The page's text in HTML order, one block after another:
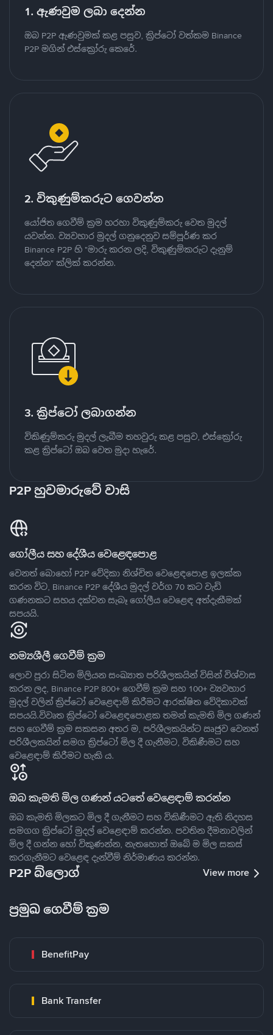
1. ඇණවුම ලබා දෙන්න
ඔබ P2P ඇණවුමක් කළ පසුව, ක්‍රිප්ටෝ වත්කම Binance
P2P මගින් එස්ක්‍රෝරු කෙරේ.
2. විකුණුම්කරුට ගෙවන්න
යෝජිත ගෙවීම් ක්‍රම හරහා විකුණුම්කරු වෙත මුදල්
යවන්න. ව්‍යවහාර මුදල් ගනුදෙනුව සම්පූර්ණ කර
Binance P2P හි "මාරු කරන ලදි, විකුණුම්කරුට දැනුම්
දෙන්න" ක්ලික් කරන්න.
3. ක්‍රිප්ටෝ ලබාගන්න
විකිණුම්කරු මුදල් ලැබීම තහවුරු කළ පසුව, එස්ක්‍රෝරු
කළ ක්‍රිප්ටෝ ඔබ වෙත මුදා හැරේ.
P2P හුවමාරුවේ වාසි
ගෝලීය සහ දේශීය වෙළෙඳපොළ
වෙනත් බොහෝ P2P වේදිකා නිශ්චිත වෙළෙඳපොළ ඉලක්ක
කරන විට, Binance P2P දේශීය මුදල් වර්ග 70 කට වැඩි
ගණනකට සහය දක්වන සැබෑ ගෝලීය වෙළෙඳ අත්දැකීමක්
සපයයි.
නම්‍යශීලී ගෙවීම් ක්‍රම
ලොව පුරා සිටින මිලියන සංඛ්‍යාත පරිශීලකයින් විසින් විශ්වාස
කරන ලද, Binance P2P 800+ ගෙවීම් ක්‍රම සහ 100+ ව්‍යවහාර
මුදල් වලින් ක්‍රිප්ටෝ වෙළෙඳාම් කිරීමට ආරක්ෂිත වේදිකාවක්
සපයයි.විවෘත ක්‍රිප්ටෝ වෙළෙඳපොළක තමන් කැමති මිල ගණන්
සහ ගෙවීම් ක්‍රම සකසන අතර ම, පරිශීලකයින්ට ඍජුව වෙනත්
පරිශීලකයින් සමග ක්‍රිප්ටෝ මිල දී ගැනීමට, විකිණීමට සහ
වෙළෙඳාම් කිරීමට හැකි ය.
ඔබ කැමති මිල ගණන් යටතේ වෙළෙඳාම් කරන්න
ඔබ කැමති මිලකට මිල දී ගැනීමට සහ විකිණීමට ඇති නිදහස
සමගග ක්‍රිප්ටෝ මුදල් වෙළෙඳාම් කරන්න. පවතින දීමනාවලින්
මිල දී ගන්න හෝ විකුණන්න, නැතහොත් ඔබේ ම මිල සකස්
කරගැනීමට වෙළෙඳ දැන්වීම් නිර්මාණය කරන්න.
P2P බ්ලොග් View more
ප්‍රමුඛ ගෙවීම් ක්‍රම
BenefitPay
Bank Transfer